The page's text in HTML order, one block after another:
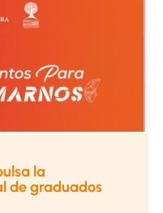
la
de graduados